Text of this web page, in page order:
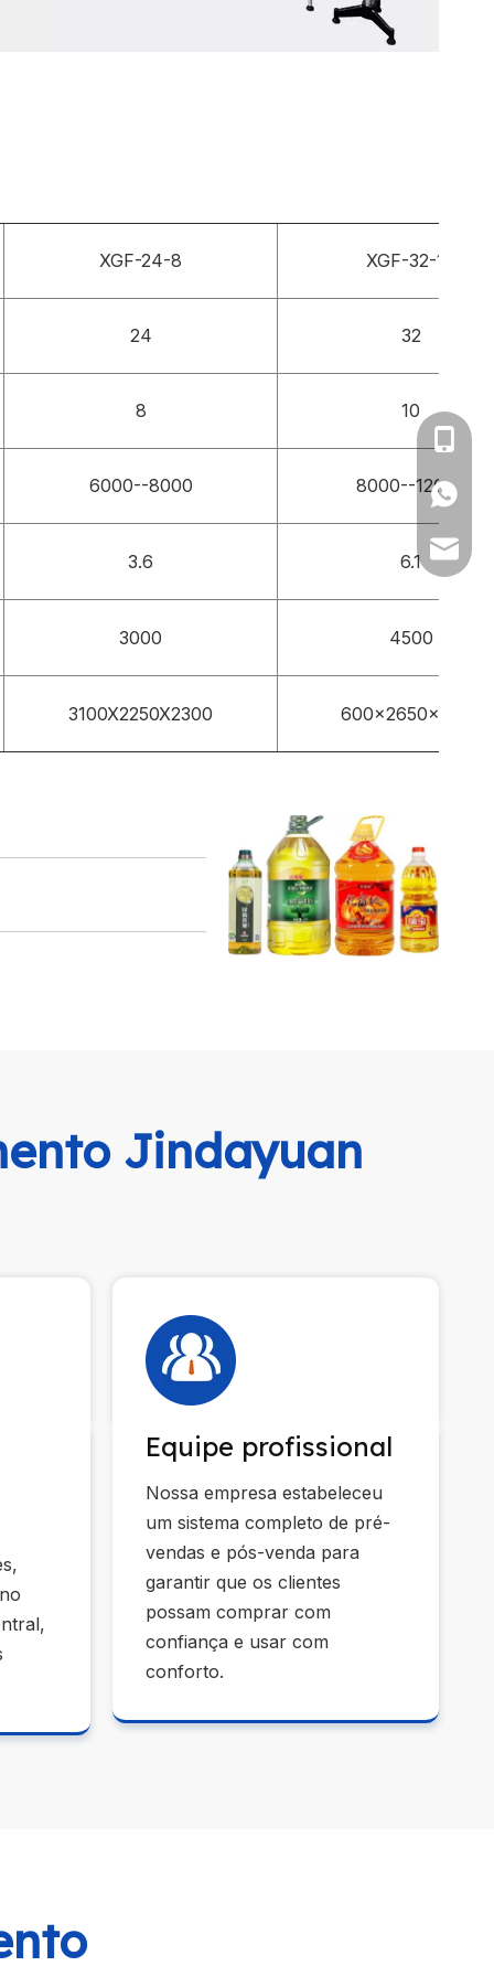
XGF-24-8 XGF-32-10
24 32
8 10
6000--8000 8000--12000
3.6 6.1
3000 4500
3100X2250X2300 600x2650x2350
Jindayuan
Equipe profissional
Nossa empresa estabeleceu
um sistema completo de pré-
vendas e pós-venda para
garantir que os clientes
possam comprar com
confiança e usar com
conforto.
0086-
+86